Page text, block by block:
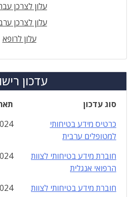
עלון לצרכן
עלון לצרכן
עלון לרופא
עדכון
סוג עדכון
כרטיס מידע בטיחותי
למטופלים ערבית
חוברת מידע בטיחותי לצוות
הרפואי אנגלית
חוברת מידע בטיחותי לצוות